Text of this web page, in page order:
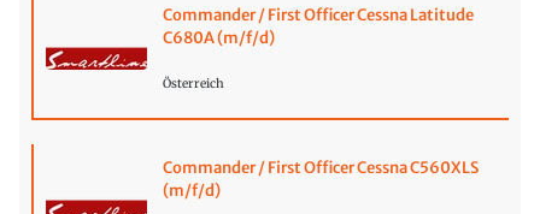
Commander / First Officer Cessna Latitude
C680A (m/f/d)
Österreich
Commander / First Officer Cessna C560XLS
(m/f/d)